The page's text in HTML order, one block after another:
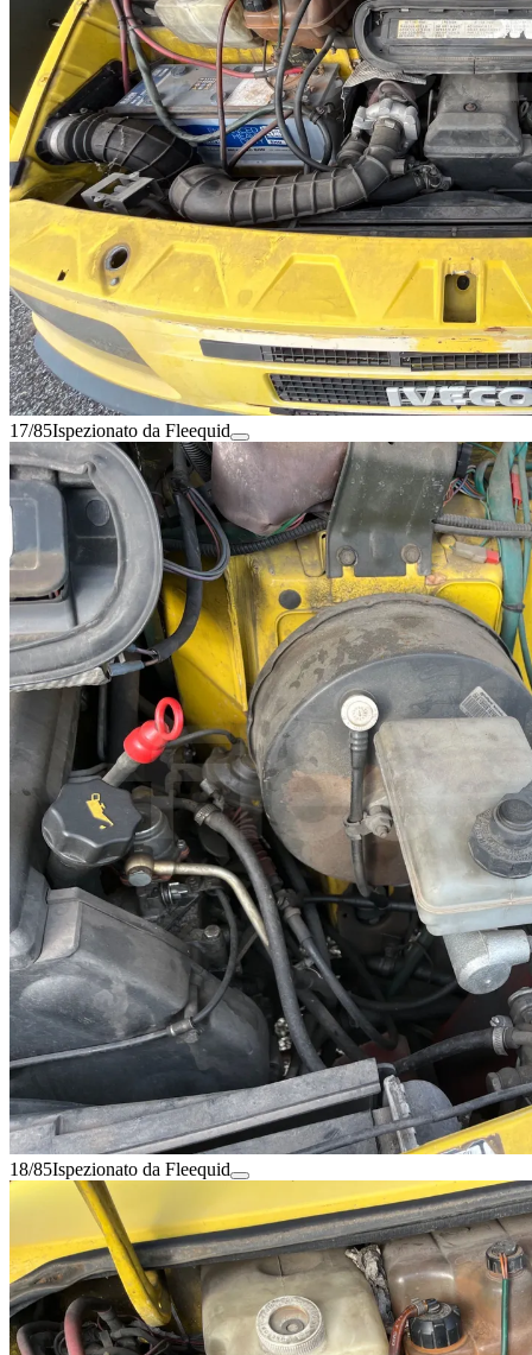
17/85Ispezionato da Fleequid
18/85Ispezionato da Fleequid